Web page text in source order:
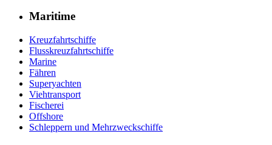
Maritime
Kreuzfahrtschiffe
Flusskreuzfahrtschiffe
Marine
Fähren
Superyachten
Viehtransport
Fischerei
Offshore
Schleppern und Mehrzweckschiffe